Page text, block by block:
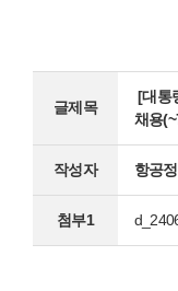
글제목
[대통
채용
작성자 항공
첨부1